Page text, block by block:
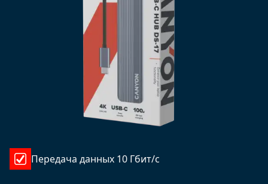
Передача данных 10 Гбит/с